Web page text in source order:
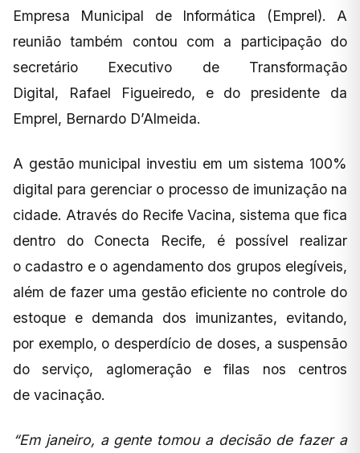
Empresa Municipal de Informática (Emprel). A
reunião também contou com a participação do
secretário Executivo de Transformação
Digital, Rafael Figueiredo, e do presidente da
Emprel, Bernardo D’Almeida.
A gestão municipal investiu em um sistema 100%
digital para gerenciar o processo de imunização na
cidade. Através do Recife Vacina, sistema que fica
dentro do Conecta Recife, é possível realizar
o cadastro e o agendamento dos grupos elegíveis,
além de fazer uma gestão eficiente no controle do
estoque e demanda dos imunizantes, evitando,
por exemplo, o desperdício de doses, a suspensão
do serviço, aglomeração e filas nos centros
de vacinação.
“Em janeiro, a gente tomou a decisão de fazer a